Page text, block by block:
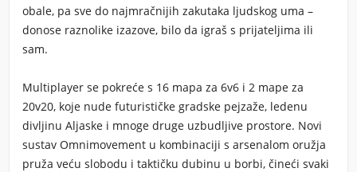
obale, pa sve do najmračnijih zakutaka ljudskog uma –
donose raznolike izazove, bilo da igraš s prijateljima ili
sam.
Multiplayer se pokreće s 16 mapa za 6v6 i 2 mape za
20v20, koje nude futurističke gradske pejzaže, ledenu
divljinu Aljaske i mnoge druge uzbudljive prostore. Novi
sustav Omnimovement u kombinaciji s arsenalom oružja
pruža veću slobodu i taktičku dubinu u borbi, čineći svaki